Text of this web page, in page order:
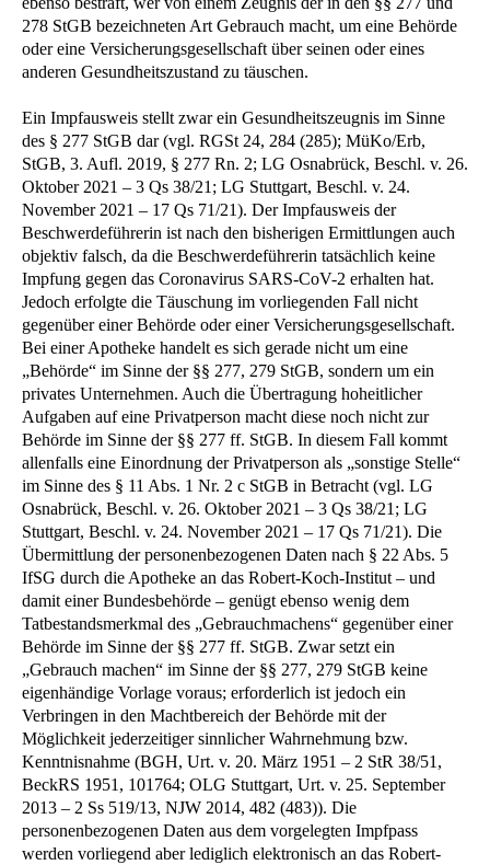
278 StGB bezeichneten Art Gebrauch macht, um eine Behörde
oder eine Versicherungsgesellschaft über seinen oder eines
anderen Gesundheitszustand zu täuschen.
Ein Impfausweis stellt zwar ein Gesundheitszeugnis im Sinne
des § 277 StGB dar (vgl. RGSt 24, 284 (285); MüKo/Erb,
StGB, 3. Aufl. 2019, § 277 Rn. 2; LG Osnabrück, Beschl. v. 26.
Oktober 2021 – 3 Qs 38/21; LG Stuttgart, Beschl. v. 24.
November 2021 – 17 Qs 71/21). Der Impfausweis der
Beschwerdeführerin ist nach den bisherigen Ermittlungen auch
objektiv falsch, da die Beschwerdeführerin tatsächlich keine
Impfung gegen das Coronavirus SARS-CoV-2 erhalten hat.
Jedoch erfolgte die Täuschung im vorliegenden Fall nicht
gegenüber einer Behörde oder einer Versicherungsgesellschaft.
Bei einer Apotheke handelt es sich gerade nicht um eine
„Behörde“ im Sinne der §§ 277, 279 StGB, sondern um ein
privates Unternehmen. Auch die Übertragung hoheitlicher
Aufgaben auf eine Privatperson macht diese noch nicht zur
Behörde im Sinne der §§ 277 ff. StGB. In diesem Fall kommt
allenfalls eine Einordnung der Privatperson als „sonstige Stelle“
im Sinne des § 11 Abs. 1 Nr. 2 c StGB in Betracht (vgl. LG
Osnabrück, Beschl. v. 26. Oktober 2021 – 3 Qs 38/21; LG
Stuttgart, Beschl. v. 24. November 2021 – 17 Qs 71/21). Die
Übermittlung der personenbezogenen Daten nach § 22 Abs. 5
IfSG durch die Apotheke an das Robert-Koch-Institut – und
damit einer Bundesbehörde – genügt ebenso wenig dem
Tatbestandsmerkmal des „Gebrauchmachens“ gegenüber einer
Behörde im Sinne der §§ 277 ff. StGB. Zwar setzt ein
„Gebrauch machen“ im Sinne der §§ 277, 279 StGB keine
eigenhändige Vorlage voraus; erforderlich ist jedoch ein
Verbringen in den Machtbereich der Behörde mit der
Möglichkeit jederzeitiger sinnlicher Wahrnehmung bzw.
Kenntnisnahme (BGH, Urt. v. 20. März 1951 – 2 StR 38/51,
BeckRS 1951, 101764; OLG Stuttgart, Urt. v. 25. September
2013 – 2 Ss 519/13, NJW 2014, 482 (483)). Die
personenbezogenen Daten aus dem vorgelegten Impfpass
werden vorliegend aber lediglich elektronisch an das Robert-